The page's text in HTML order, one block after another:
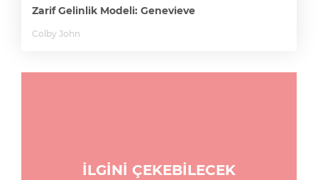
Zarif Gelinlik Modeli: Genevieve
Colby John
İLGİNİ ÇEKEBİLECEK